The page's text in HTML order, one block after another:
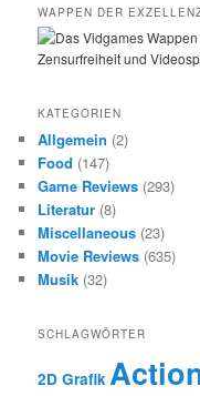
WAPPEN DER
KATEGORIEN
Allgemein (2)
Food (147)
Game Reviews (293)
Literatur (8)
Miscellaneous (23)
Movie Reviews (635)
Musik (32)
SCHLAGWÖRTER
2D Grafik